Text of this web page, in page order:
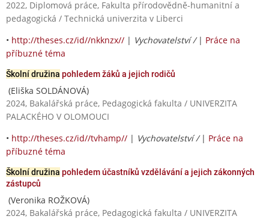
2022, Diplomová práce, Fakulta přírodovědně-humanitní a
pedagogická / Technická univerzita v Liberci
• http://theses.cz/id//nkknzx// | Vychovatelství / | Práce na
příbuzné téma
Školní družina pohledem žáků a jejich rodičů
(Eliška SOLDÁNOVÁ)
2024, Bakalářská práce, Pedagogická fakulta / UNIVERZITA
PALACKÉHO V OLOMOUCI
• http://theses.cz/id//tvhamp// | Vychovatelství / | Práce na
příbuzné téma
Školní družina pohledem účastníků vzdělávání a jejich zákonných
zástupců
(Veronika ROŽKOVÁ)
2024, Bakalářská práce, Pedagogická fakulta / UNIVERZITA